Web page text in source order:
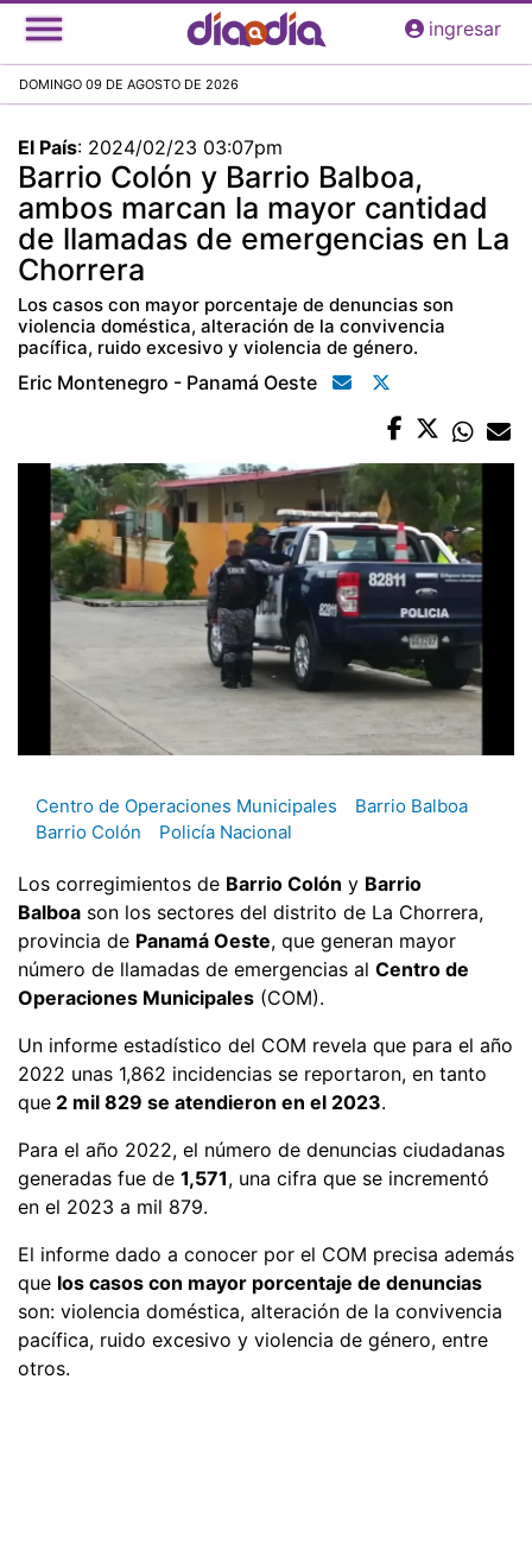
Pasar
al
principal
ingresar
DOMINGO 09 DE AGOSTO DE 2026
El País: 2024/02/23 03:07pm
Barrio Colón y Barrio Balboa,
ambos marcan la mayor cantidad
de llamadas de emergencias en La
Chorrera
Los casos con mayor porcentaje de denuncias son
violencia doméstica, alteración de la convivencia
pacífica, ruido excesivo y violencia de género.
Eric Montenegro - Panamá Oeste
Centro de Operaciones Municipales
Barrio Balboa
Barrio Colón
Policía Nacional
Los corregimientos de Barrio Colón y Barrio
Balboa son los sectores del distrito de La Chorrera,
provincia de Panamá Oeste, que generan mayor
número de llamadas de emergencias al Centro de
Operaciones Municipales (COM).
Un informe estadístico del COM revela que para el año
2022 unas 1,862 incidencias se reportaron, en tanto
que 2 mil 829 se atendieron en el 2023.
Para el año 2022, el número de denuncias ciudadanas
generadas fue de 1,571, una cifra que se incrementó
en el 2023 a mil 879.
El informe dado a conocer por el COM precisa además
que los casos con mayor porcentaje de denuncias
son: violencia doméstica, alteración de la convivencia
pacífica, ruido excesivo y violencia de género, entre
otros.